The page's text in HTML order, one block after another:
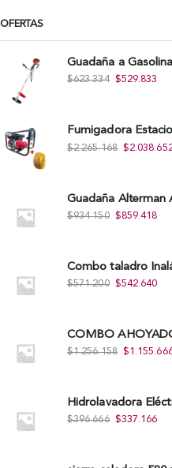
OFERTAS
Guadaña a
$623.334 $529.833
$2.265.168 $
$934.150 $859.418
$571.200 $542.640
$1.256.158 $
$396.666 $337.166